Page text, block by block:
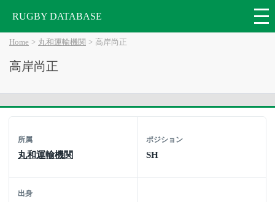
RUGBY DATABASE
Home 丸和運輸機関 高岸尚正
高岸尚正
所属
丸和運輸機関
ポジション
SH
出身